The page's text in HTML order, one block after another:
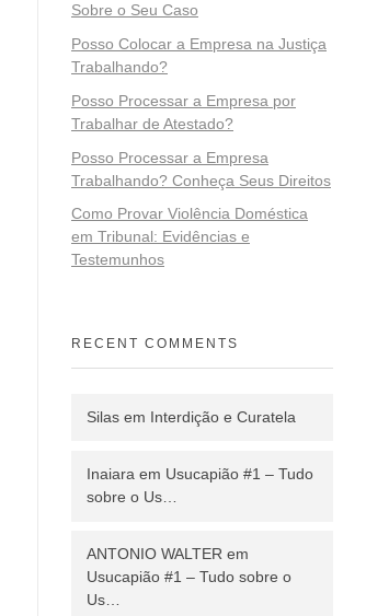
Sobre o Seu Caso
Posso Colocar a Empresa na Justiça
Trabalhando?
Posso Processar a Empresa por
Trabalhar de Atestado?
Posso Processar a Empresa
Trabalhando? Conheça Seus Direitos
Como Provar Violência Doméstica
em Tribunal: Evidências e
Testemunhos
RECENT COMMENTS
Silas em Interdição e Curatela
Inaiara em Usucapião #1 – Tudo
sobre o Us…
ANTONIO WALTER em
Usucapião #1 – Tudo sobre o
Us…